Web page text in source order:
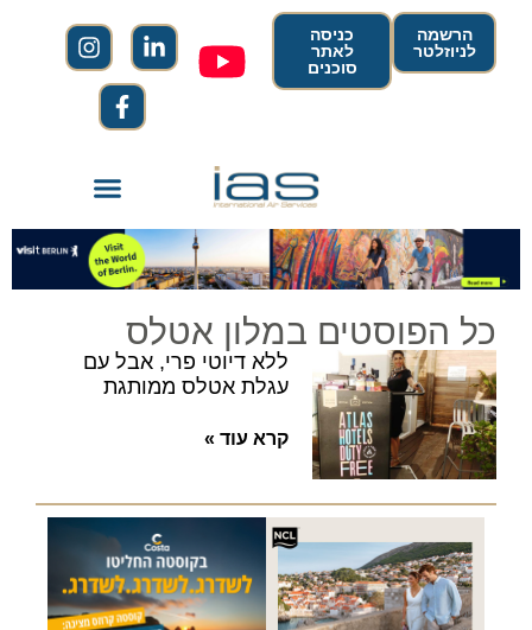
הרשמה
לניוזלטר
כניסה
לאתר
סוכנים
כל הפוסטים במלון אטלס
ללא דיוטי פרי, אבל עם
עגלת אטלס ממותגת
קרא עוד »